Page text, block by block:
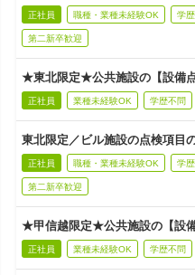
正社員 職種・業種未経験OK 学
第二新卒歓迎
★東北限定★公共施設の【設備
正社員 業種未経験OK 学歴不問
東北限定／ビル施設の点検項目
正社員 職種・業種未経験OK 学
第二新卒歓迎
★甲信越限定★公共施設の【設
正社員 業種未経験OK 学歴不問